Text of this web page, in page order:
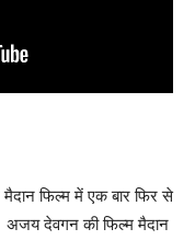
फिल्म में एक बार फिर से
अजय देवगन की फिल्म मैदान